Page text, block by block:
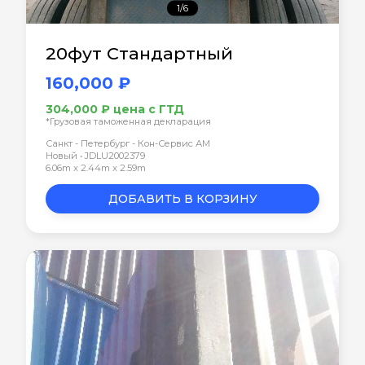
1/6
20фут Стандартный
160,000 ₽
304,000 ₽ цена с ГТД
*Грузовая таможенная декларация
Санкт - Петербург - Кон-Сервис АМ
Новый • JDLU2002379
6.06m x 2.44m x 2.59m
ДОБАВИТЬ В КОРЗИНУ